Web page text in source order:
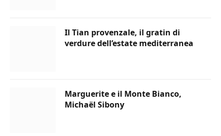
Il Tian provenzale, il gratin di
verdure dell’estate mediterranea
Marguerite e il Monte Bianco,
Michaël Sibony